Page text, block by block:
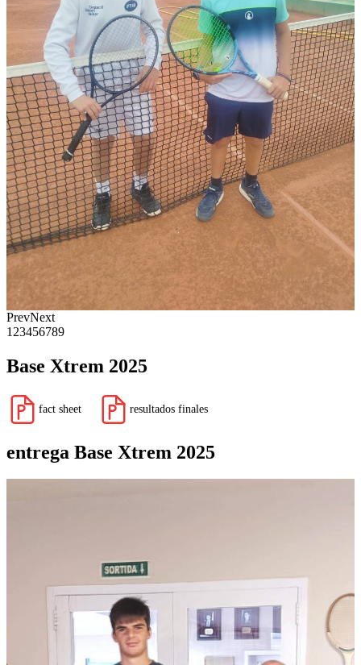
PrevNext
1 23456789
Base Xtrem 2025
fact sheet resultados finales
entrega Base Xtrem 2025